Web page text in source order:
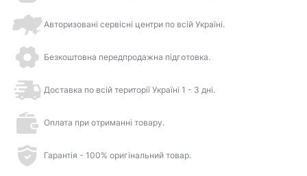
Авторизовані сервісні центри по всій Україні.
Безкоштовна передпродажна підготовка.
Доставка по всій території Україні 1 - 3 дні.
Оплата при отриманні товару.
Гарантія - 100% оригінальний товар.